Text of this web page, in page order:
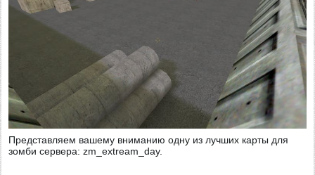
Представляем вашему вниманию одну из лучших карты для
зомби сервера: zm_extream_day.